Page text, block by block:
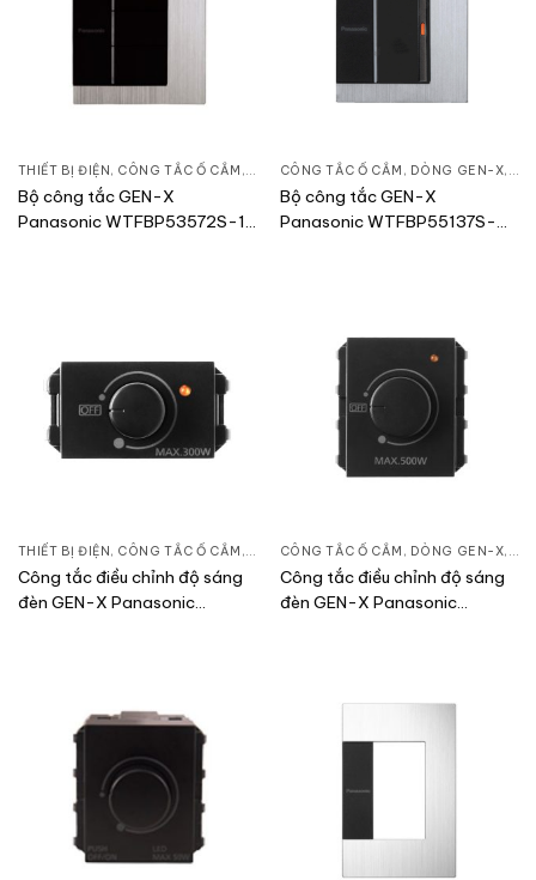
THIẾT BỊ ĐIỆN , CÔNG TẮC Ổ CẮM , DÒNG GEN-X
Bộ công tắc GEN-X
Panasonic WTFBP53572S-1-
CÔNG TẮC Ổ CẮM , DÒNG GEN-X,
Bộ công tắc GEN-X
Panasonic WTFBP55137S-
THIẾT BỊ ĐIỆN, CÔNG TẮC Ổ CẮM , DÒNG GEN-X
Công tắc điều chỉnh độ sáng
đèn GEN-X Panasonic
CÔNG TẮC Ổ CẮM , DÒNG GEN-X,
Công tắc điều chỉnh độ sáng
đèn GEN-X Panasonic